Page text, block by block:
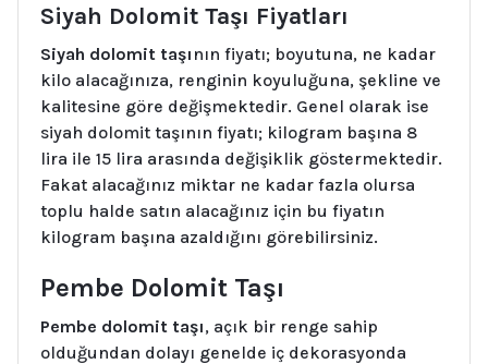
Siyah Dolomit Taşı Fiyatları
Siyah dolomit taşı nın fiyatı; boyutuna, ne kadar
kilo alacağınıza, renginin koyuluğuna, şekline ve
kalitesine göre değişmektedir. Genel olarak ise
siyah dolomit taşının fiyatı; kilogram başına 8
lira ile 15 lira arasında değişiklik göstermektedir.
Fakat alacağınız miktar ne kadar fazla olursa
toplu halde satın alacağınız için bu fiyatın
kilogram başına azaldığını görebilirsiniz.
Pembe Dolomit Taşı
Pembe dolomit taşı, açık bir renge sahip
olduğundan dolayı genelde iç dekorasyonda